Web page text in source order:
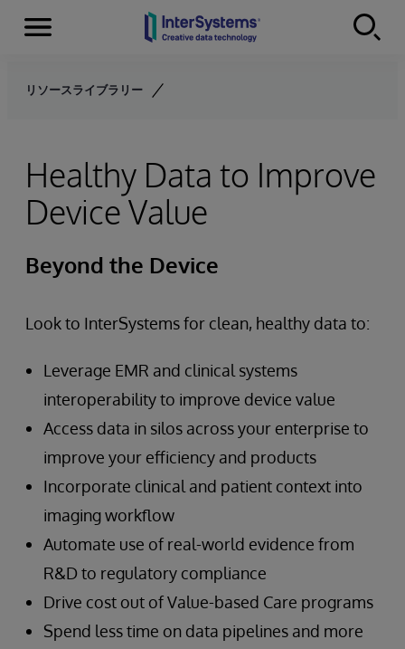
Skip to content
Menu
リソースライブラリー
Healthy Data to Improve
Device Value
Beyond the Device
Look to InterSystems for clean, healthy data to:
Leverage EMR and clinical systems
interoperability to improve device value
Access data in silos across your enterprise to
improve your efficiency and products
Incorporate clinical and patient context into
imaging workflow
Automate use of real-world evidence from
R&D to regulatory compliance
Drive cost out of Value-based Care programs
Spend less time on data pipelines and more